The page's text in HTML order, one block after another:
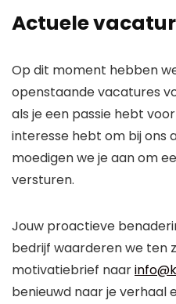
Actuele
Op dit moment hebben
openstaande vacatures
als je een passie hebt
interesse hebt om bij ons
moedigen we je aan om
versturen.
Jouw proactieve
bedrijf waarderen we ten
motivatiebrief naar
benieuwd naar je verhaal